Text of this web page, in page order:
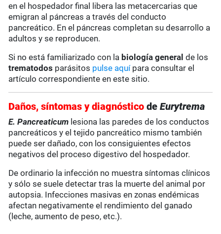
en el hospedador final libera las metacercarias que
emigran al páncreas a través del conducto
pancreático. En el páncreas completan su desarrollo a
adultos y se reproducen.
Si no está familiarizado con la biología generalde los
trematodos parásitos pulse aquípara consultar el
artículo correspondiente en este sitio.
Daños, síntomas y diagnóstico deEurytrema
E. Pancreaticum lesiona las paredes de los conductos
pancreáticos y el tejido pancreático mismo también
puede ser dañado, con los consiguientes efectos
negativos del proceso digestivo del hospedador.
De ordinario la infección no muestra síntomas clínicos
y sólo se suele detectar tras la muerte del animal por
autopsia. Infecciones masivas en zonas endémicas
afectan negativamente el rendimiento del ganado
(leche, aumento de peso, etc.).